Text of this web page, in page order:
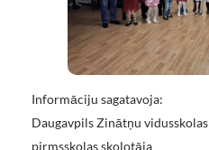
Informāciju sagatavoja:
Daugavpils Zinātņu vidusskolas
pirmsskolas skolotāja